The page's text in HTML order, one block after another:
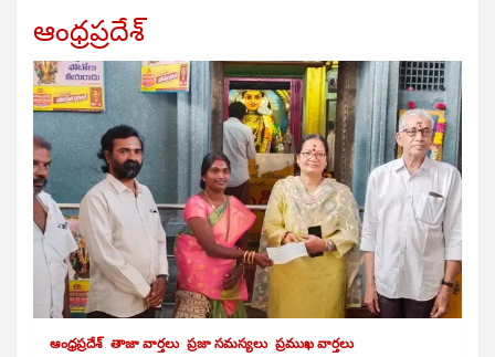
ఆంధ్రప్రదేశ్
ఆంధ్రప్రదేశ్ తాజా వార్తలు ప్రజా సమస్యలు ప్రముఖ వార్తలు